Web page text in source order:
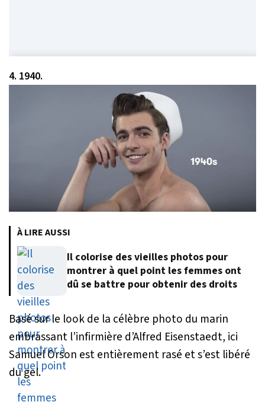
4. 1940.
À LIRE AUSSI
Il colorise des vieilles photos pour
montrer à quel point les femmes ont
dû se battre pour obtenir des droits
Basé sur le look de la célèbre photo du marin
embrassant l’infirmière d’Alfred Eisenstaedt, ici
Samuel Orson est entièrement rasé et s’est libéré
du gel.